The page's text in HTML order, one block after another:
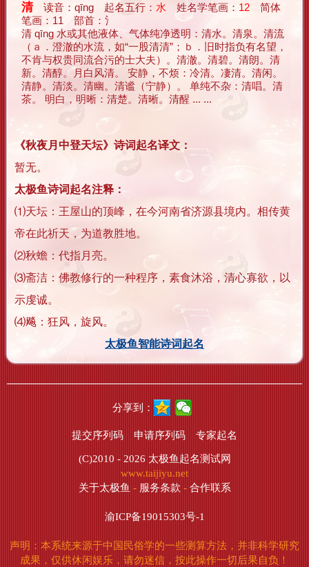
清读音：qīng 起名五行： 水 姓名学笔画： 12 简体
笔画：11 部首：氵
清 qīng 水或其他液体、气体纯净透明：清水。清泉。清流
（ａ．澄澈的水流，如“一股清清”；ｂ．旧时指负有名望，
不肯与权贵同流合污的士大夫）。清澈。清碧。清朗。清
新。清醇。月白风清。 安静，不烦：冷清。凄清。清闲。
清静。清淡。清幽。清谧（宁静）。 单纯不杂：清唱。清
茶。 明白，明晰：清楚。清晰。清醒 ... ...
《秋夜月中登天坛》诗词起名译文：
暂无。
太极鱼诗词起名注释：
⑴天坛：王屋山的顶峰，在今河南省济源县境内。相传黄
帝在此祈天，为道教胜地。
⑵秋蟾：代指月亮。
⑶斋洁：佛教修行的一种程序，素食沐浴，清心寡欲，以
示虔诚。
⑷飚：狂风，旋风。
太极鱼智能诗词起名
分享到：
提交序列码 申请序列码 专家起名
(C)2010 - 2026 太极鱼起名测试网
www.taijiyu.net
关于太极鱼 - 服务条款 - 合作联系
渝ICP备19015303号-1
声明：本系统来源于中国民俗学的一些测算方法，并非科学研究
成果，仅供休闲娱乐，请勿迷信，按此操作一切后果自负！